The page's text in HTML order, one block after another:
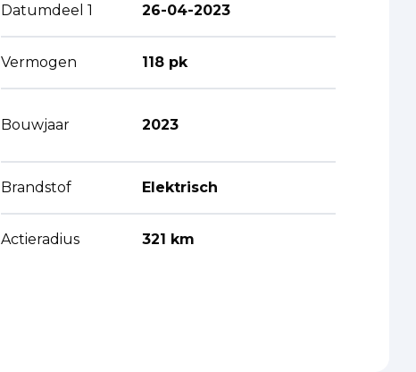
Datumdeel 1 26-04-2023
Vermogen 118 pk
Bouwjaar 2023
Brandstof Elektrisch
Actieradius 321 km